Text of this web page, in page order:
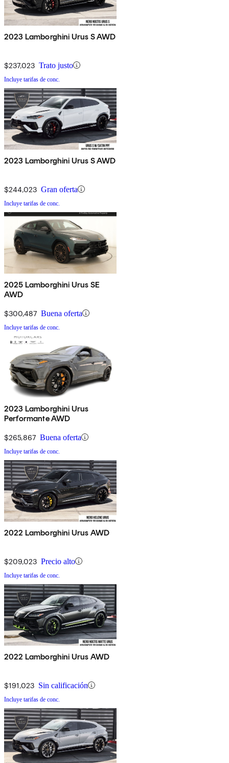
2023 Lamborghini Urus S AWD
$237,023 Trato justo
Incluye tarifas de conc.
2023 Lamborghini Urus S AWD
$244,023 Gran oferta
Incluye tarifas de conc.
2025 Lamborghini Urus SE
AWD
$300,487 Buena oferta
Incluye tarifas de conc.
2023 Lamborghini Urus
Performante AWD
$265,867 Buena oferta
Incluye tarifas de conc.
2022 Lamborghini Urus AWD
$209,023 Precio alto
Incluye tarifas de conc.
2022 Lamborghini Urus AWD
$191,023 Sin calificación
Incluye tarifas de conc.